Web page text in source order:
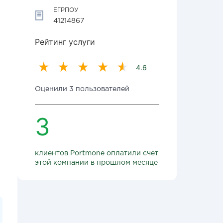
ЕГРПОУ
41214867
Рейтинг услуги
4.6
Оценили 3 пользователей
3
клиентов Portmone оплатили счет
этой компании в прошлом месяце